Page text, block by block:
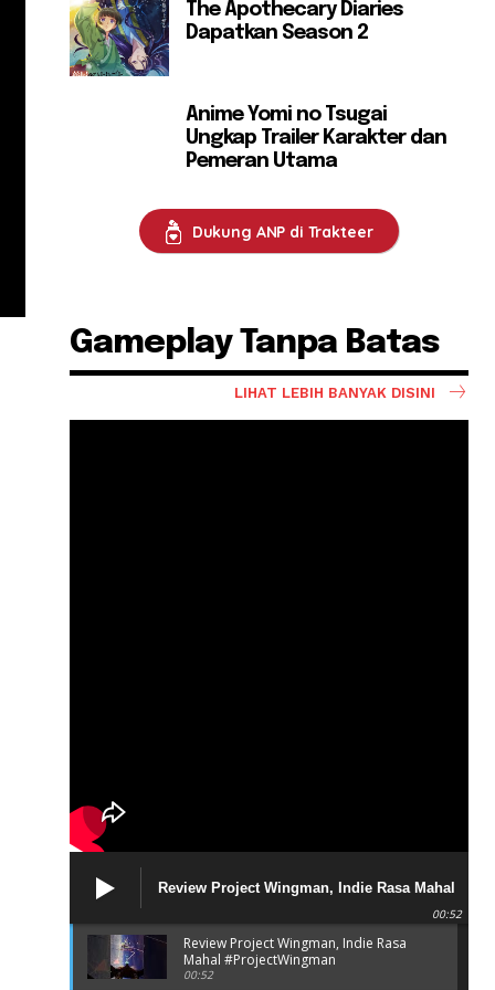
The Apothecary Diaries
Dapatkan Season 2
Anime Yomi no Tsugai
Ungkap Trailer Karakter dan
Pemeran Utama
Dukung ANP di Trakteer
Gameplay Tanpa Batas
LIHAT LEBIH BANYAK DISINI
Review Project Wingman, Indie Rasa Mahal
00:52
Review Project Wingman, Indie Rasa
Mahal #ProjectWingman
00:52